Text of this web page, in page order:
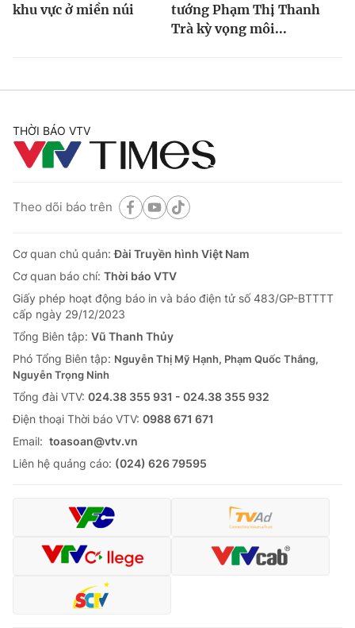
khu vực ở miền núi
tướng Phạm Thị Thanh
Trà kỳ vọng môi...
THỜI BÁO VTV
Theo dõi báo trên
Cơ quan chủ quản:Đài Truyền hình Việt Nam
Cơ quan báo chí: Thời báo VTV
Giấy phép hoạt động báo in và báo điện tử số 483/GP-BTTTT
cấp ngày 29/12/2023
Tổng Biên tập: Vũ Thanh Thủy
Phó Tổng Biên tập: Nguyễn Thị Mỹ Hạnh, Phạm Quốc Thắng,
Nguyễn Trọng Ninh
Tổng đài VTV: 024.38 355 931 - 024.38 355 932
Ðiện thoại Thời báo VTV: 0988 671 671
Email: toasoan@vtv.vn
Liên hệ quảng cáo: (024) 626 79595